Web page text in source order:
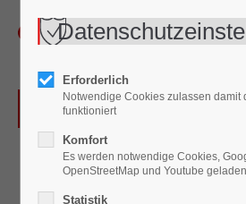
Überblick des
Erforderlich
Notwendige Cookies zulassen damit
funktioniert
Komfort
Es werden notwendige Cookies,
OpenStreetMap und Youtube geladen
Statistik